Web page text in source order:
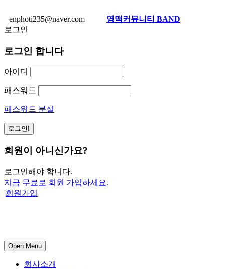
enphoti235@naver.com
영맥커뮤니티 BAND
로그인
로그인 합니다
아이디
패스워드
패스워드 분실
회원이 아니신가요?
로그인해야 합니다.
지금 무료로 회원 가입하세요.
|회원가입
Open Menu
회사소개